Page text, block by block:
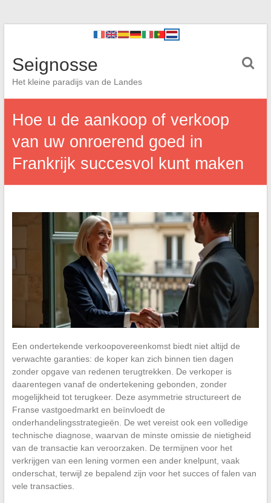
Seignosse
Het kleine paradijs van de Landes
Hoe u de aankoop of verkoop
van uw onroerend goed in
Frankrijk succesvol kunt maken
Een ondertekende verkoopovereenkomst biedt niet altijd de
verwachte garanties: de koper kan zich binnen tien dagen
zonder opgave van redenen terugtrekken. De verkoper is
daarentegen vanaf de ondertekening gebonden, zonder
mogelijkheid tot terugkeer. Deze asymmetrie structureert de
Franse vastgoedmarkt en beïnvloedt de
onderhandelingsstrategieën. De wet vereist ook een volledige
technische diagnose, waarvan de minste omissie de nietigheid
van de transactie kan veroorzaken. De termijnen voor het
verkrijgen van een lening vormen een ander knelpunt, vaak
onderschat, terwijl ze bepalend zijn voor het succes of falen van
vele transacties.